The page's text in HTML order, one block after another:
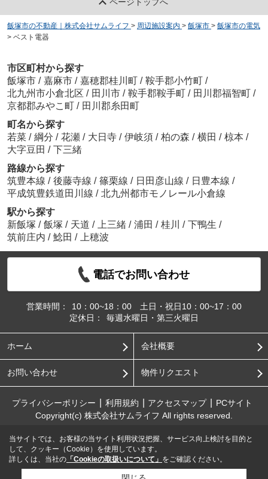
ページトップへ
飯塚市の不動産｜株式会社サムライフ > 周辺施設案内 > 飯塚市 > 飯塚市の電気
> ベスト電器
市区町村から探す
飯塚市 / 嘉麻市 / 嘉穂郡桂川町 / 鞍手郡小竹町 /
北九州市小倉北区 / 田川市 / 鞍手郡鞍手町 / 田川郡福智町 /
京都郡みやこ町 / 田川郡糸田町
町名から探す
若菜 / 綱分 / 花瀬 / 大日寺 / 伊岐須 / 柏の森 / 横田 / 椋本 /
大字豆田 / 下三緒
路線から探す
筑豊本線 / 後藤寺線 / 篠栗線 / 日田彦山線 / 日豊本線 /
平成筑豊鉄道田川線 / 北九州都市モノレール小倉線
駅から探す
新飯塚 / 飯塚 / 天道 / 上三緒 / 浦田 / 桂川 / 下鴨生 /
筑前庄内 / 鯰田 / 上穂波
電話でお問い合わせ
営業時間：
10：00~18：00 土日・祝日10：00~17：00
定休日：
毎週水曜日・第三火曜日
ホーム 会社概要
お問い合わせ 物件リクエスト
プライバシーポリシー 利用規約 アクセスマップ
PCサイト
Copyright(c) 株式会社サムライフ All rights reserved.
当サイトでは、お客様の当サイト利用状況把握、サービス向上検討を目的と
して、クッキー（Cookie）を使用しています。
詳しくは、当社の 「Cookieの取扱いについて」 をご確認ください。